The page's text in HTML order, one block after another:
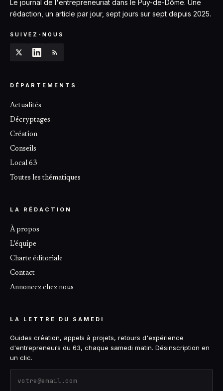
Le journal de l'entrepreneuriat dans le Puy-de-Dôme. Une
rédaction, un article par jour, sept jours sur sept depuis 2025.
SUIVEZ-NOUS
DÉPARTEMENTS
Actualités
Décryptages
Création
Conseils
Local 63
Toutes les thématiques
LA RÉDACTION
À propos
L'équipe
Charte éditoriale
Contact
Annoncez chez nous
LA LETTRE DU SAMEDI
Guides création, appels à projets, retours d'expérience
d'entrepreneurs du 63, chaque samedi matin. Désinscription en
un clic.